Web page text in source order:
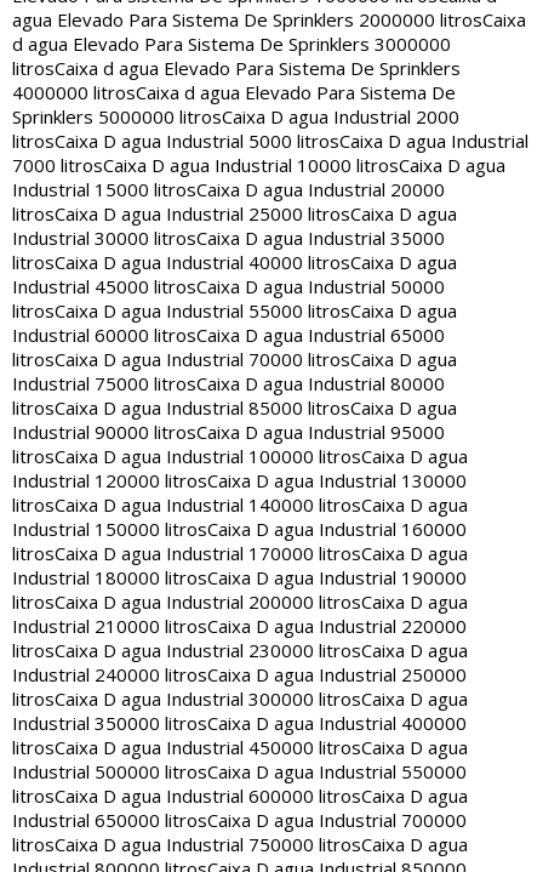
agua Elevado Para Sistema De Sprinklers 2000000 litrosCaixa
d agua Elevado Para Sistema De Sprinklers 3000000
litrosCaixa d agua Elevado Para Sistema De Sprinklers
4000000 litrosCaixa d agua Elevado Para Sistema De
Sprinklers 5000000 litrosCaixa D agua Industrial 2000
litrosCaixa D agua Industrial 5000 litrosCaixa D agua Industrial
7000 litrosCaixa D agua Industrial 10000 litrosCaixa D agua
Industrial 15000 litrosCaixa D agua Industrial 20000
litrosCaixa D agua Industrial 25000 litrosCaixa D agua
Industrial 30000 litrosCaixa D agua Industrial 35000
litrosCaixa D agua Industrial 40000 litrosCaixa D agua
Industrial 45000 litrosCaixa D agua Industrial 50000
litrosCaixa D agua Industrial 55000 litrosCaixa D agua
Industrial 60000 litrosCaixa D agua Industrial 65000
litrosCaixa D agua Industrial 70000 litrosCaixa D agua
Industrial 75000 litrosCaixa D agua Industrial 80000
litrosCaixa D agua Industrial 85000 litrosCaixa D agua
Industrial 90000 litrosCaixa D agua Industrial 95000
litrosCaixa D agua Industrial 100000 litrosCaixa D agua
Industrial 120000 litrosCaixa D agua Industrial 130000
litrosCaixa D agua Industrial 140000 litrosCaixa D agua
Industrial 150000 litrosCaixa D agua Industrial 160000
litrosCaixa D agua Industrial 170000 litrosCaixa D agua
Industrial 180000 litrosCaixa D agua Industrial 190000
litrosCaixa D agua Industrial 200000 litrosCaixa D agua
Industrial 210000 litrosCaixa D agua Industrial 220000
litrosCaixa D agua Industrial 230000 litrosCaixa D agua
Industrial 240000 litrosCaixa D agua Industrial 250000
litrosCaixa D agua Industrial 300000 litrosCaixa D agua
Industrial 350000 litrosCaixa D agua Industrial 400000
litrosCaixa D agua Industrial 450000 litrosCaixa D agua
Industrial 500000 litrosCaixa D agua Industrial 550000
litrosCaixa D agua Industrial 600000 litrosCaixa D agua
Industrial 650000 litrosCaixa D agua Industrial 700000
litrosCaixa D agua Industrial 750000 litrosCaixa D agua